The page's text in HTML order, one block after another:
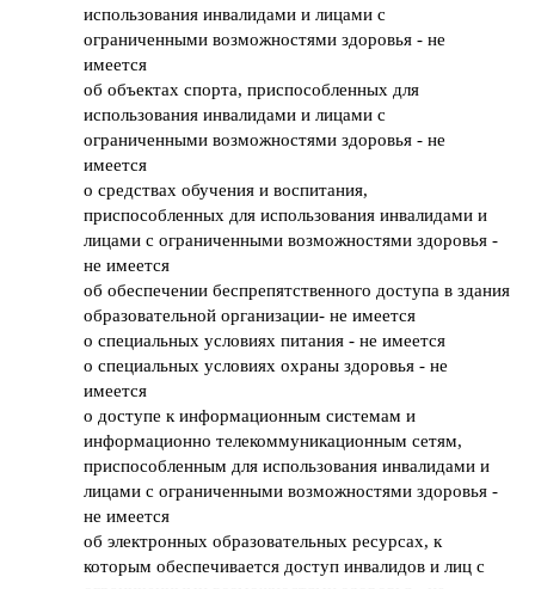
использования инвалидами и лицами с
ограниченными возможностями здоровья - не
имеется
об объектах спорта, приспособленных для
использования инвалидами и лицами с
ограниченными возможностями здоровья - не
имеется
о средствах обучения и воспитания,
приспособленных для использования инвалидами и
лицами с ограниченными возможностями здоровья -
не имеется
об обеспечении беспрепятственного доступа в здания
образовательной организации- не имеется
о специальных условиях питания - не имеется
о специальных условиях охраны здоровья - не
имеется
о доступе к информационным системам и
информационно телекоммуникационным сетям,
приспособленным для использования инвалидами и
лицами с ограниченными возможностями здоровья -
не имеется
об электронных образовательных ресурсах, к
которым обеспечивается доступ инвалидов и лиц с